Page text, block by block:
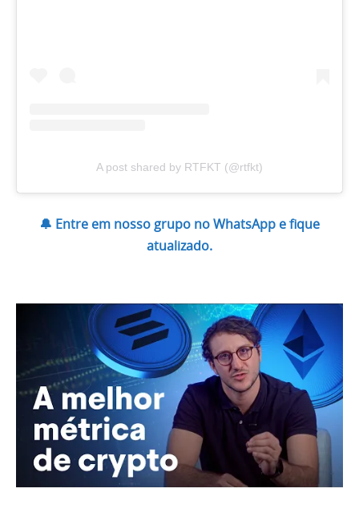
A post shared by RTFKT (@rtfkt)
🔔 Entre em nosso grupo no WhatsApp e fique
atualizado.